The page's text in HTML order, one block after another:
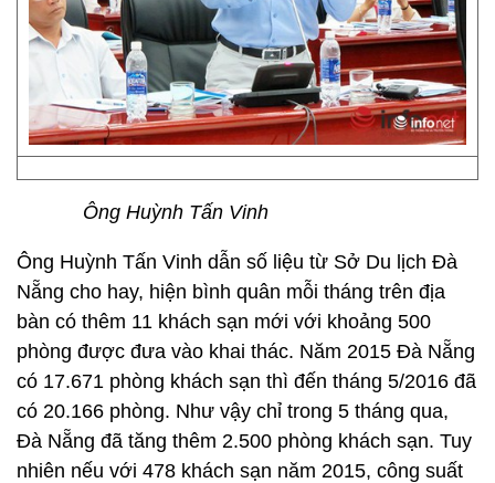
Ông Huỳnh Tấn Vinh
Ông Huỳnh Tấn Vinh dẫn số liệu từ Sở Du lịch Đà
Nẵng cho hay, hiện bình quân mỗi tháng trên địa
bàn có thêm 11 khách sạn mới với khoảng 500
phòng được đưa vào khai thác. Năm 2015 Đà Nẵng
có 17.671 phòng khách sạn thì đến tháng 5/2016 đã
có 20.166 phòng. Như vậy chỉ trong 5 tháng qua,
Đà Nẵng đã tăng thêm 2.500 phòng khách sạn. Tuy
nhiên nếu với 478 khách sạn năm 2015, công suất